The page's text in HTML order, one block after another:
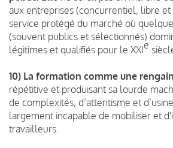
aux entreprises (concurrentiel, libre et
service protégé du marché où
(souvent publics et sélectionnés)
légitimes et qualifiés pour le XXIe
10) La formation comme une
répétitive et produisant sa lourde
de complexités, d’attentisme et
largement incapable de mobiliser et
travailleurs.